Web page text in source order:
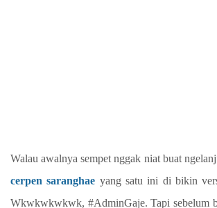
Walau awalnya sempet nggak niat buat
cerpen saranghae yang satu ini di bikin
Wkwkwkwkwk, #AdminGaje. Tapi sebelum